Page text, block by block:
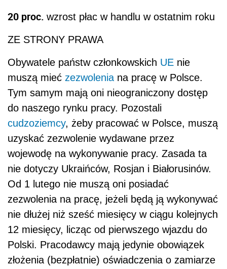
20 proc. wzrost płac w handlu w ostatnim roku
ZE STRONY PRAWA
Obywatele państw członkowskich UE nie
muszą mieć zezwolenia na pracę w Polsce.
Tym samym mają oni nieograniczony dostęp
do naszego rynku pracy. Pozostali
cudzoziemcy, żeby pracować w Polsce, muszą
uzyskać zezwolenie wydawane przez
wojewodę na wykonywanie pracy. Zasada ta
nie dotyczy Ukraińców, Rosjan i Białorusinów.
Od 1 lutego nie muszą oni posiadać
zezwolenia na pracę, jeżeli będą ją wykonywać
nie dłużej niż sześć miesięcy w ciągu kolejnych
12 miesięcy, licząc od pierwszego wjazdu do
Polski. Pracodawcy mają jedynie obowiązek
złożenia (bezpłatnie) oświadczenia o zamiarze